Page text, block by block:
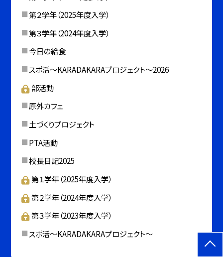
第２学年（2025年度入学）
第３学年（2024年度入学）
今日の給食
スポ活～KARADAKARAプロジェクト～2026
部活動
原外カフェ
土づくりプロジェクト
PTA活動
校長日記2025
第１学年（2025年度入学）
第２学年（2024年度入学）
第３学年（2023年度入学）
スポ活～KARADAKARAプロジェクト～